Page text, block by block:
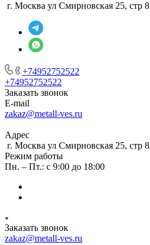
г. Москва ул Смирновская 25, стр 8
+74952752522
+74952752522
Заказать звонок
E-mail
zakaz@metall-ves.ru
Адрес
г. Москва ул Смирновская 25, стр 8
Режим работы
Пн. – Пт.: с 9:00 до 18:00
Заказать звонок
zakaz@metall-ves.ru